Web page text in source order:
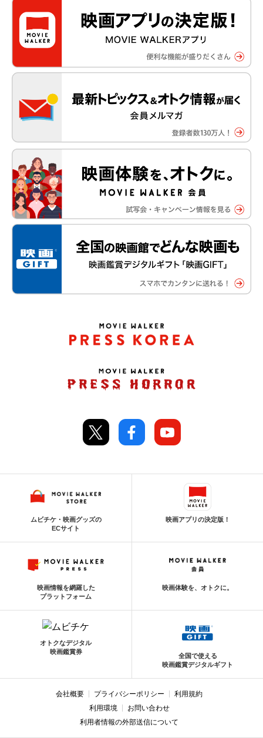
ムビチケ・映画グッズの
ECサイト
映画アプリの決定版！
映画情報を網羅した
プラットフォーム
映画体験を、オトクに。
オトクなデジタル
映画鑑賞券
全国で使える
映画鑑賞デジタルギフト
会社概要 プライバシーポリシー
利用規約
利用環境
お問い合わせ
利用者情報の外部送信について